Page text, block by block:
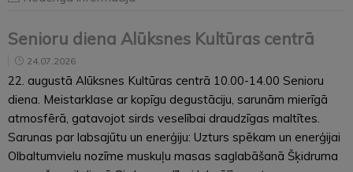
Senioru diena Alūksnes Kultūras centrā
24.07.2026
22. augustā Alūksnes Kultūras centrā 10.00-14.00 Senioru
diena. Meistarklase ar kopīgu degustāciju, sarunām mierīgā
atmosfērā, gatavojot sirds veselībai draudzīgas maltītes.
Sarunas par labsajūtu un enerģiju: Uzturs spēkam un enerģijai
Olbaltumvielu nozīme muskuļu masas saglabāšanā Šķidruma